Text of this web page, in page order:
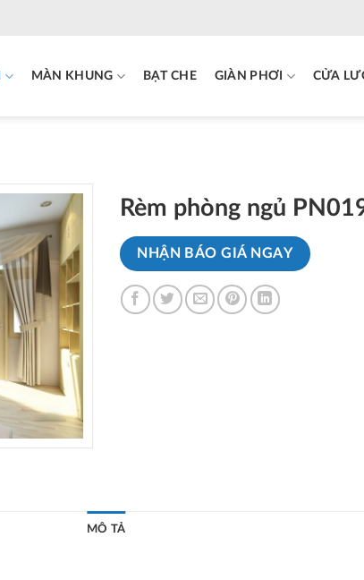
MÀN KHUNG BẠT CHE GIÀN PHƠI CỬA
Rèm phòng ngủ
NHẬN BÁO GIÁ NGAY
MÔ TẢ